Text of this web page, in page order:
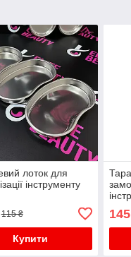
лоток для
інструменту
115 ₴
Купити
145